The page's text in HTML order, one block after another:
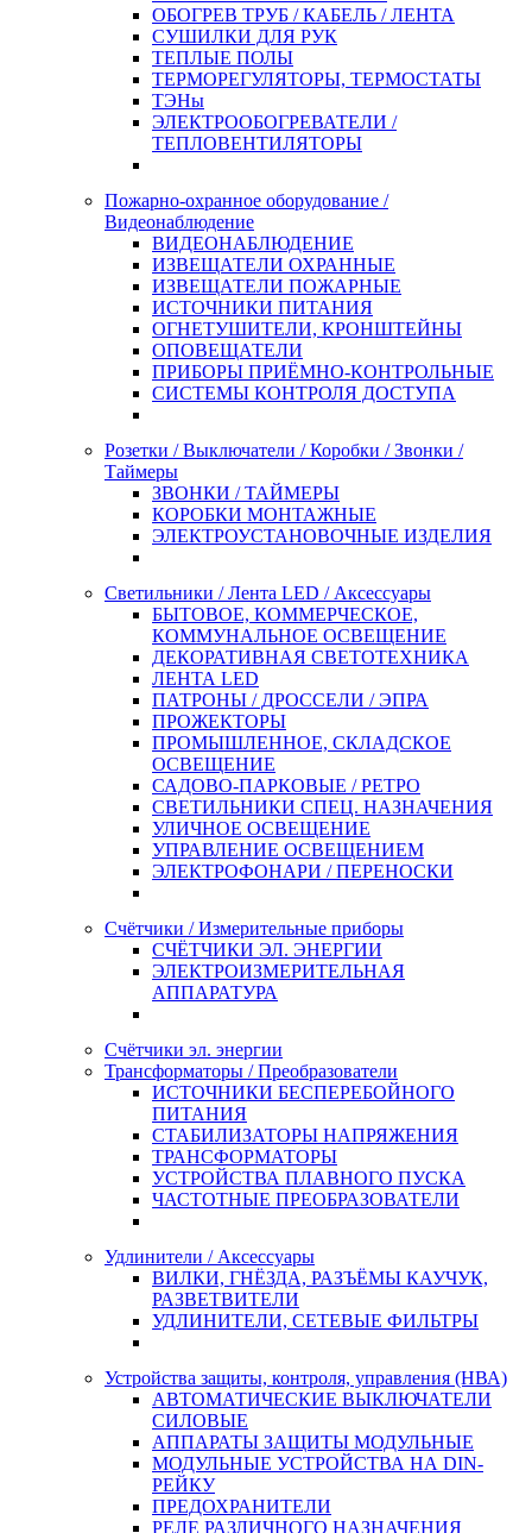
ОБОГРЕВ ТРУБ / КАБЕЛЬ / ЛЕНТА
СУШИЛКИ ДЛЯ РУК
ТЕПЛЫЕ ПОЛЫ
ТЕРМОРЕГУЛЯТОРЫ, ТЕРМОСТАТЫ
ТЭНы
ЭЛЕКТРООБОГРЕВАТЕЛИ /
ТЕПЛОВЕНТИЛЯТОРЫ
Пожарно-охранное оборудование /
Видеонаблюдение
ВИДЕОНАБЛЮДЕНИЕ
ИЗВЕЩАТЕЛИ ОХРАННЫЕ
ИЗВЕЩАТЕЛИ ПОЖАРНЫЕ
ИСТОЧНИКИ ПИТАНИЯ
ОГНЕТУШИТЕЛИ, КРОНШТЕЙНЫ
ОПОВЕЩАТЕЛИ
ПРИБОРЫ ПРИЁМНО-КОНТРОЛЬНЫЕ
СИСТЕМЫ КОНТРОЛЯ ДОСТУПА
Розетки / Выключатели / Коробки / Звонки /
Таймеры
ЗВОНКИ / ТАЙМЕРЫ
КОРОБКИ МОНТАЖНЫЕ
ЭЛЕКТРОУСТАНОВОЧНЫЕ ИЗДЕЛИЯ
Светильники / Лента LED / Аксессуары
БЫТОВОЕ, КОММЕРЧЕСКОЕ,
КОММУНАЛЬНОЕ ОСВЕЩЕНИЕ
ДЕКОРАТИВНАЯ СВЕТОТЕХНИКА
ЛЕНТА LED
ПАТРОНЫ / ДРОССЕЛИ / ЭПРА
ПРОЖЕКТОРЫ
ПРОМЫШЛЕННОЕ, СКЛАДСКОЕ
ОСВЕЩЕНИЕ
САДОВО-ПАРКОВЫЕ / РЕТРО
СВЕТИЛЬНИКИ СПЕЦ. НАЗНАЧЕНИЯ
УЛИЧНОЕ ОСВЕЩЕНИЕ
УПРАВЛЕНИЕ ОСВЕЩЕНИЕМ
ЭЛЕКТРОФОНАРИ / ПЕРЕНОСКИ
Счётчики / Измерительные приборы
СЧЁТЧИКИ ЭЛ. ЭНЕРГИИ
ЭЛЕКТРОИЗМЕРИТЕЛЬНАЯ
АППАРАТУРА
Счётчики эл. энергии
Трансформаторы / Преобразователи
ИСТОЧНИКИ БЕСПЕРЕБОЙНОГО
ПИТАНИЯ
СТАБИЛИЗАТОРЫ НАПРЯЖЕНИЯ
ТРАНСФОРМАТОРЫ
УСТРОЙСТВА ПЛАВНОГО ПУСКА
ЧАСТОТНЫЕ ПРЕОБРАЗОВАТЕЛИ
Удлинители / Аксессуары
ВИЛКИ, ГНЁЗДА, РАЗЪЁМЫ КАУЧУК,
РАЗВЕТВИТЕЛИ
УДЛИНИТЕЛИ, СЕТЕВЫЕ ФИЛЬТРЫ
Устройства защиты, контроля, управления (НВА)
АВТОМАТИЧЕСКИЕ ВЫКЛЮЧАТЕЛИ
СИЛОВЫЕ
АППАРАТЫ ЗАЩИТЫ МОДУЛЬНЫЕ
МОДУЛЬНЫЕ УСТРОЙСТВА НА DIN-
РЕЙКУ
ПРЕДОХРАНИТЕЛИ
РЕЛЕ РАЗЛИЧНОГО НАЗНАЧЕНИЯ